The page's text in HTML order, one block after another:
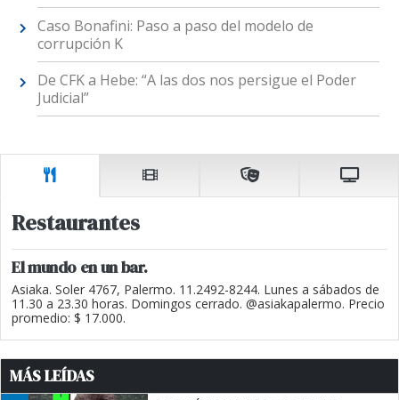
Caso Bonafini: Paso a paso del modelo de
corrupción K
De CFK a Hebe: “A las dos nos persigue el Poder
Judicial”
Restaurantes
El mundo en un bar.
Asiaka. Soler 4767, Palermo. 11.2492-8244. Lunes a sábados de
11.30 a 23.30 horas. Domingos cerrado. @asiakapalermo. Precio
promedio: $ 17.000.
MÁS LEÍDAS